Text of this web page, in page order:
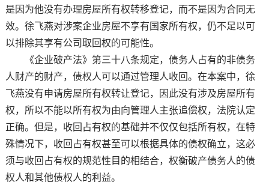
是因为他没有办理房屋所有权转移登记，而不是因为合同无
效。徐飞燕对涉案企业房屋不享有国家所有权，仍不足以可
以排除其享有公司取回权的可能性。
《企业破产法》第三十八条规定，债务人占有的非债务
人财产的财产，债权人可以通过管理人收回。在本案中，徐
飞燕没有申请房屋所有权转让登记，因此没有涉及房屋所有
权，所以不能以所有权为由向管理人主张追偿权，法院认定
正确。但是，收回占有权的基础并不仅仅包括所有权，在特
殊情况下，收回占有权甚至可以根据具体的债权确立，这必
须与收回占有权的规范性目的相结合，权衡破产债务人的债
权人和其他债权人的利益。